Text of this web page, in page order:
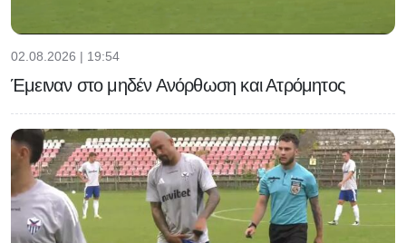
02.08.2026 | 19:54
Έμειναν στο μηδέν Ανόρθωση και Ατρόμητος